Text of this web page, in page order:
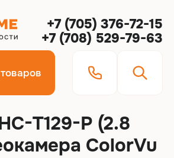
+7 (705) 376-72-15
+7 (708) 529-79-63
T129-P (2.8
ColorVu